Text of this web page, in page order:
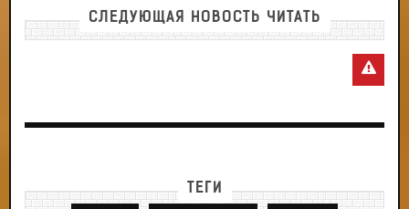
СЛЕДУЮЩАЯ НОВОСТЬ ЧИТАТЬ
ТЕГИ